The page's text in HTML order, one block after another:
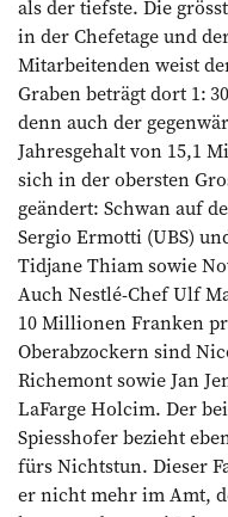
als der tiefste. Die
in der Chefetage und
Mitarbeitenden weist
Graben beträgt dort 1:
denn auch der
Jahresgehalt von 15,1
sich in der obersten
geändert: Schwan auf
Sergio Ermotti (UBS)
Tidjane Thiam sowie
Auch Nestlé-Chef Ulf
10 Millionen Franken
Oberabzockern sind
­Richemont sowie Jan
LaFarge Holcim. Der
Spiess­hofer bezieht
fürs Nichtstun. Dieser
er nicht mehr im Amt,